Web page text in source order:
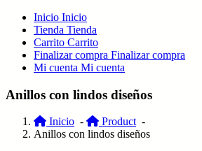
Inicio Inicio
Tienda Tienda
Carrito Carrito
Finalizar compra Finalizar compra
Mi cuenta Mi cuenta
Anillos con lindos diseños
Inicio - Product-
Anillos con lindos diseños